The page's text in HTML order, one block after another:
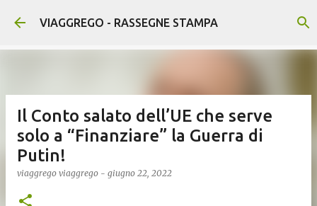
Passa ai contenuti principali
VIAGGREGO - RASSEGNE STAMPA
Il Conto salato dell’UE che serve
solo a “Finanziare” la Guerra di
Putin!
viaggrego viaggrego - giugno 22, 2022